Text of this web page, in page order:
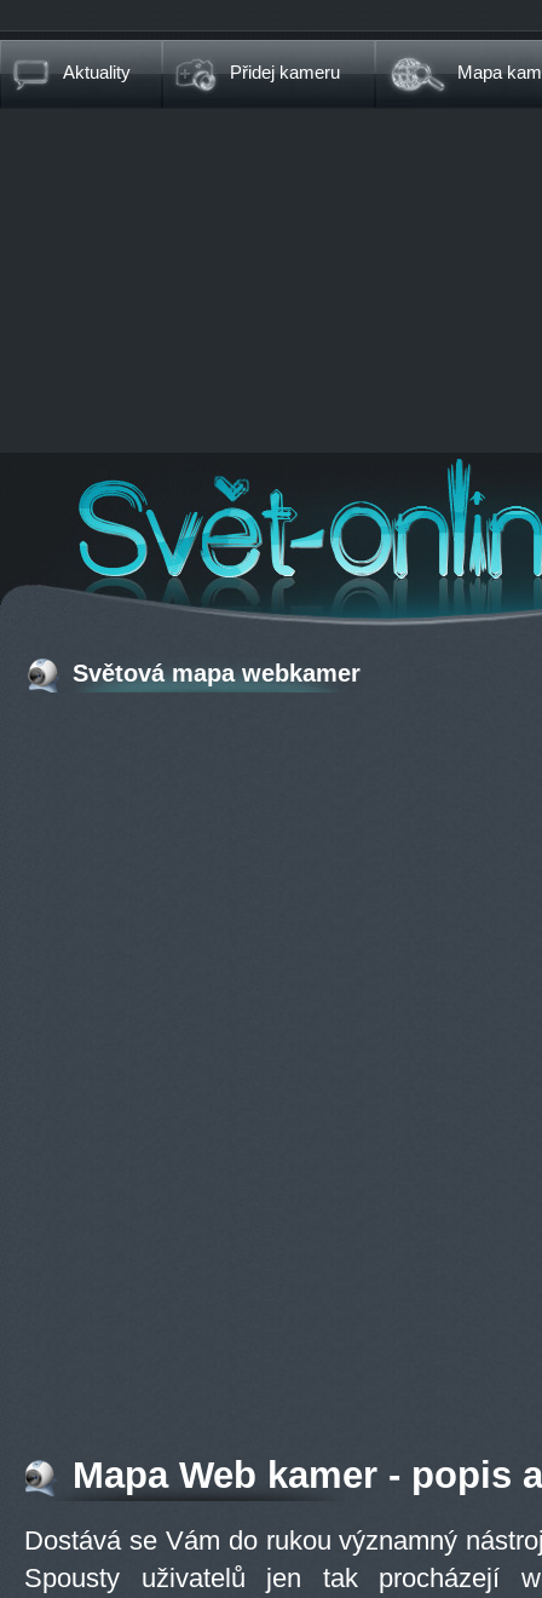
Aktuality Přidej kameru Mapa
Světová mapa webkamer
Mapa Web kamer - popis
Dostává se Vám do rukou významný
Spousty uživatelů jen tak procházejí